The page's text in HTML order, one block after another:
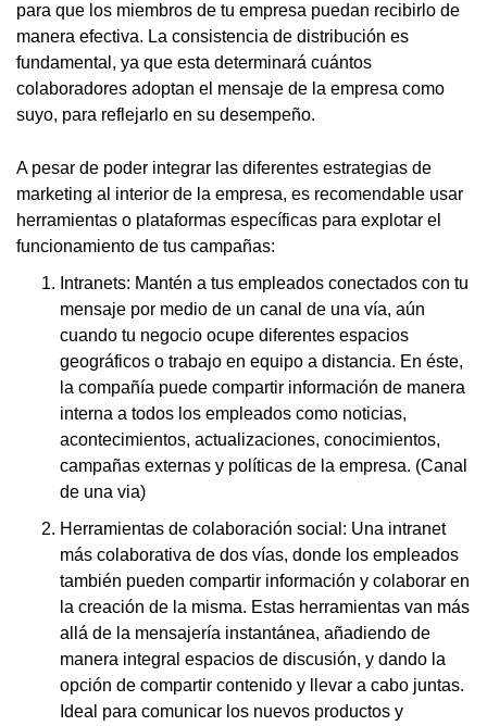
para que los miembros de tu empresa puedan recibirlo de
manera efectiva. La consistencia de distribución es
fundamental, ya que esta determinará cuántos
colaboradores adoptan el mensaje de la empresa como
suyo, para reflejarlo en su desempeño.
A pesar de poder integrar las diferentes estrategias de
marketing al interior de la empresa, es recomendable usar
herramientas o plataformas específicas para explotar el
funcionamiento de tus campañas:
Intranets: Mantén a tus empleados conectados con tu
mensaje por medio de un canal de una vía, aún
cuando tu negocio ocupe diferentes espacios
geográficos o trabajo en equipo a distancia. En éste,
la compañía puede compartir información de manera
interna a todos los empleados como noticias,
acontecimientos, actualizaciones, conocimientos,
campañas externas y políticas de la empresa. (Canal
de una via)
Herramientas de colaboración social: Una intranet
más colaborativa de dos vías, donde los empleados
también pueden compartir información y colaborar en
la creación de la misma. Estas herramientas van más
allá de la mensajería instantánea, añadiendo de
manera integral espacios de discusión, y dando la
opción de compartir contenido y llevar a cabo juntas.
Ideal para comunicar los nuevos productos y